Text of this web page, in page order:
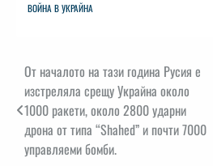
ВОЙНА В УКРАЙНА
Навигация
От началото на тази година Русия е
изстреляла срещу Украйна около
1000 ракети, около 2800 ударни
дрона от типа “Shahed” и почти 7000
управляеми бомби.